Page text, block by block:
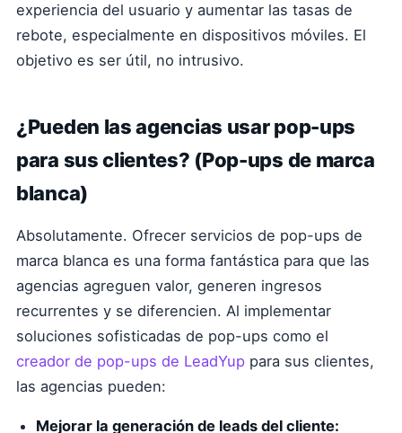
experiencia del usuario y aumentar las tasas de
rebote, especialmente en dispositivos móviles. El
objetivo es ser útil, no intrusivo.
¿Pueden las agencias usar pop-ups
para sus clientes? (Pop-ups de marca
blanca)
Absolutamente. Ofrecer servicios de pop-ups de
marca blanca es una forma fantástica para que las
agencias agreguen valor, generen ingresos
recurrentes y se diferencien. Al implementar
soluciones sofisticadas de pop-ups como el
creador de pop-ups de LeadYup para sus clientes,
las agencias pueden:
Mejorar la generación de leads del cliente: